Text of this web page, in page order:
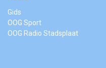
Gids
OOG Sport
OOG Radio Stadsplaat